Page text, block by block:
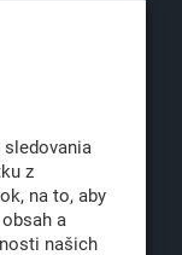
z
na to, aby
a
našich